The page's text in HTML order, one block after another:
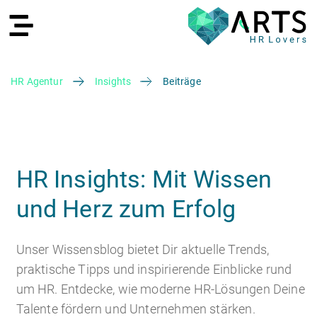
Recruiting
Recruiting Agentur
HR Services
HR Agentur Insights Beiträge
HR Insights: Mit Wissen
und Herz zum Erfolg
Unser Wissensblog bietet Dir aktuelle Trends,
praktische Tipps und inspirierende Einblicke rund
um HR. Entdecke, wie moderne HR-Lösungen Deine
Talente fördern und Unternehmen stärken.